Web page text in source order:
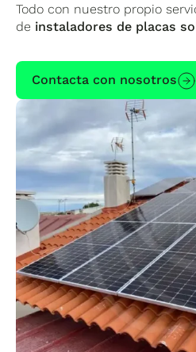
Todo con nuestro propio
de instaladores de placas
Contacta con nosotros